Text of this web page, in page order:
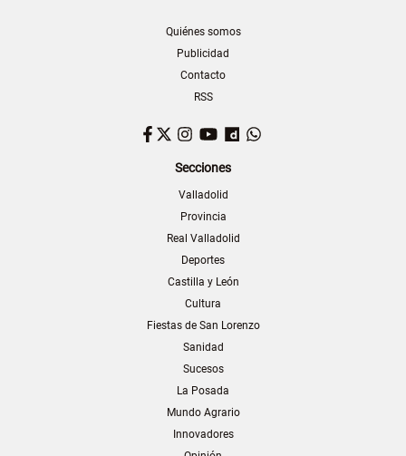
Quiénes somos
Publicidad
Contacto
RSS
Facebook
TwitterInstagram
YouTubeDailymotion
Secciones
Valladolid
Provincia
Real Valladolid
Deportes
Castilla y León
Cultura
Fiestas de San Lorenzo
Sanidad
Sucesos
La Posada
Mundo Agrario
Innovadores